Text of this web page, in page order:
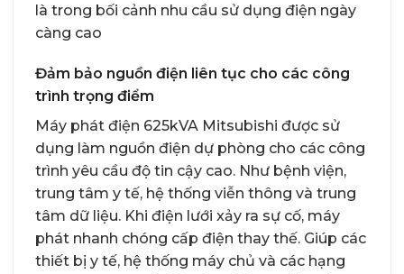
là trong bối cảnh nhu cầu sử dụng điện ngày
càng cao
Đảm bảo nguồn điện liên tục cho các công
trình trọng điểm
Máy phát điện 625kVA Mitsubishi được sử
dụng làm nguồn điện dự phòng cho các công
trình yêu cầu độ tin cậy cao. Như bệnh viện,
trung tâm y tế, hệ thống viễn thông và trung
tâm dữ liệu. Khi điện lưới xảy ra sự cố, máy
phát nhanh chóng cấp điện thay thế. Giúp các
thiết bị y tế, hệ thống máy chủ và các hạng